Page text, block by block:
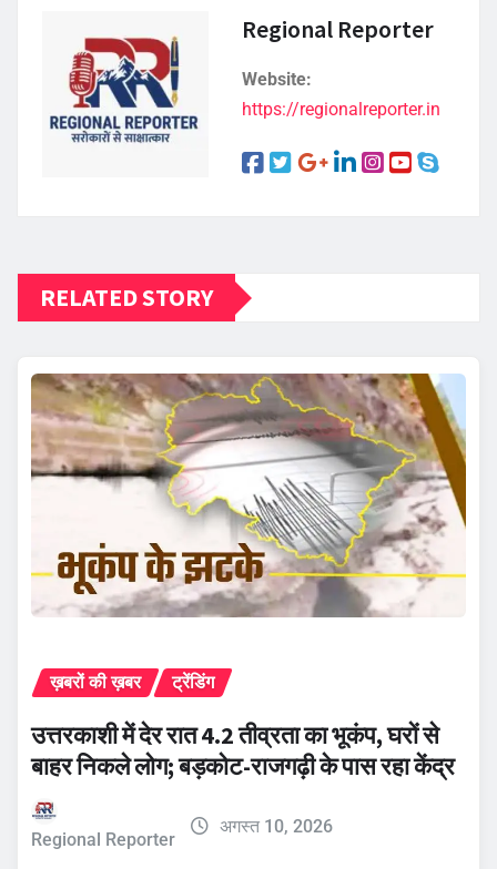
Regional Reporter
Website:
https://regionalreporter.in
RELATED STORY
ख़बरों की ख़बर ट्रेंडिंग
उत्तरकाशी में देर रात 4.2 तीव्रता का भूकंप, घरों से
बाहर निकले लोग; बड़कोट-राजगढ़ी के पास रहा केंद्र
Regional Reporter
अगस्त 10, 2026